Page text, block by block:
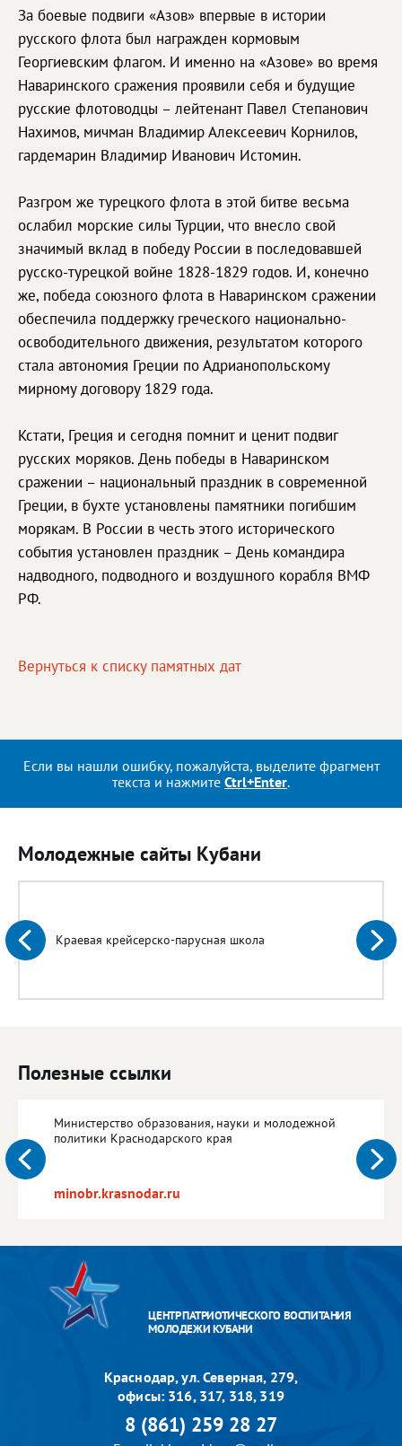
За боевые подвиги «Азов» впервые в истории
русского флота был награжден кормовым
Георгиевским флагом. И именно на «Азове» во время
Наваринского сражения проявили себя и будущие
русские флотоводцы – лейтенант Павел Степанович
Нахимов, мичман Владимир Алексеевич Корнилов,
гардемарин Владимир Иванович Истомин.
Разгром же турецкого флота в этой битве весьма
ослабил морские силы Турции, что внесло свой
значимый вклад в победу России в последовавшей
русско-турецкой войне 1828-1829 годов. И, конечно
же, победа союзного флота в Наваринском сражении
обеспечила поддержку греческого национально-
освободительного движения, результатом которого
стала автономия Греции по Адрианопольскому
мирному договору 1829 года.
Кстати, Греция и сегодня помнит и ценит подвиг
русских моряков. День победы в Наваринском
сражении – национальный праздник в современной
Греции, в бухте установлены памятники погибшим
морякам. В России в честь этого исторического
события установлен праздник – День командира
надводного, подводного и воздушного корабля ВМФ
РФ.
Вернуться к списку памятных дат
Если вы нашли ошибку, пожалуйста, выделите фрагмент
текста и нажмите Ctrl+Enter.
Молодежные сайты Кубани
Краевая крейсерско-парусная школа
Полезные ссылки
Министерство образования, науки и молодежной
политики Краснодарского края
minobr.krasnodar.ru
ЦЕНТР ПАТРИОТИЧЕСКОГО ВОСПИТАНИЯ
МОЛОДЕЖИ КУБАНИ
Краснодар, ул. Северная, 279,
офисы: 316, 317, 318, 319
8 (861) 259 28 27